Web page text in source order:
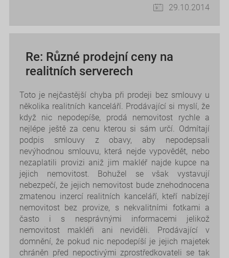
29.10.2014
Re: Různé prodejní ceny na
realitních serverech
Toto je nejčastější chyba při prodeji bez smlouvy u
několika realitních kanceláří. Prodávající si myslí, že
když nic nepodepíše, prodá nemovitost rychle a
nejlépe ještě za cenu kterou si sám určí. Odmítají
podpis smlouvy z obavy, aby nepodepsali
nevýhodnou smlouvu, která nejde vypovědět, nebo
nezaplatili provizi aniž jim makléř najde kupce na
jejich nemovitost. Bohužel se však vystavují
nebezpečí, že jejich nemovitost bude znehodnocena
zmatenou inzercí realitních kanceláří, kteří nabízejí
nemovitost bez provize, s nekvalitními fotkami a
často i s nesprávnými informacemi jelikož
nemovitost makléři ani neviděli. Prodávající v
domnění, že pokud nic nepodepíší je jejich majetek
chráněn před nepoctivými zprostředkovateli se tak